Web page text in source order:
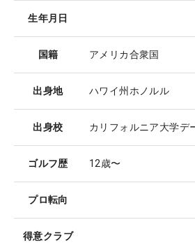
生年月日
国籍 アメリカ合衆国
出身地 ハワイ州ホノルル
出身校 カリフォルニア大学デ
ゴルフ歴 12歳〜
プロ転向
得意クラブ